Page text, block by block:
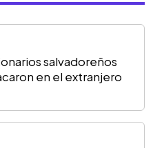
salvadoreños
en el extranjero